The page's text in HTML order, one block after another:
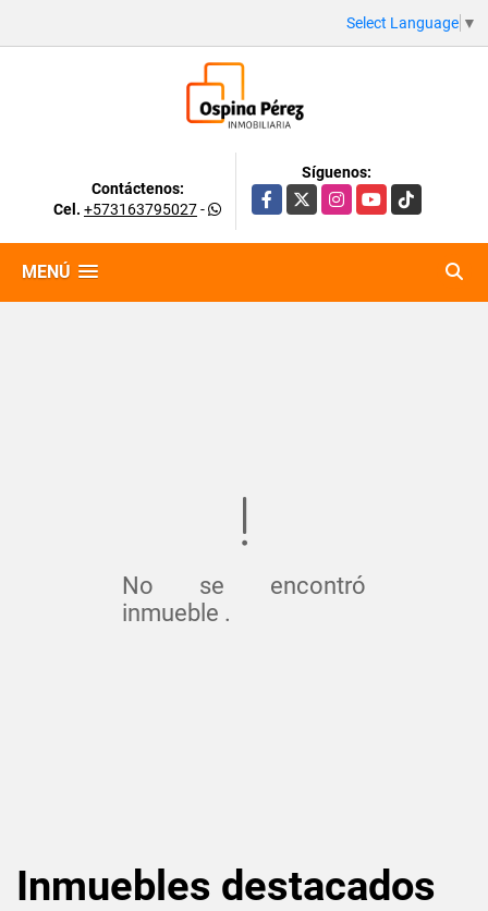
Select Language ▼
Contáctenos:
Cel. +573163795027-
Síguenos:
Facebook
X InstagramYouTubeTikTok
MENÚ
No se encontró
inmueble .
Inmuebles destacados